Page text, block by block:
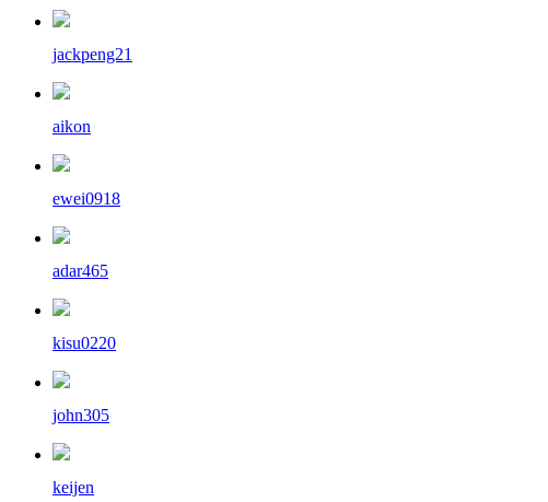
jackpeng21
aikon
ewei0918
adar465
kisu0220
john305
keijen